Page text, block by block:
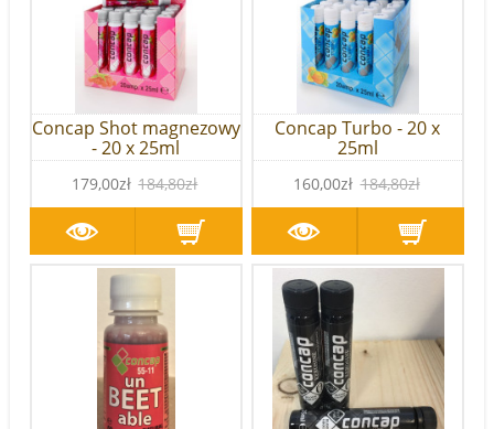
Concap Shot magnezowy
- 20 x 25ml
179,00zł 184,80zł
Concap Turbo - 20 x
25ml
160,00zł 184,80zł